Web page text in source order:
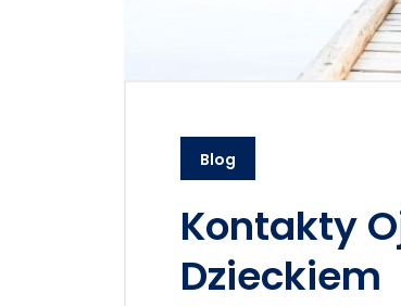
Blog
Kontakty
Dzieckiem